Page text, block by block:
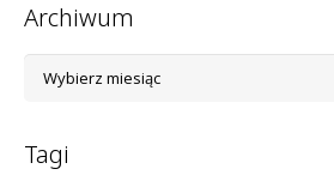
Archiwum
Tagi